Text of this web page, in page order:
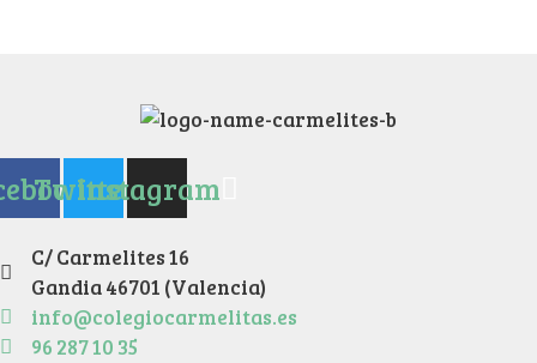
Twitter
Instagram
C/ Carmelites 16
Gandia 46701 (Valencia)
info@colegiocarmelitas.es
96 287 10 35